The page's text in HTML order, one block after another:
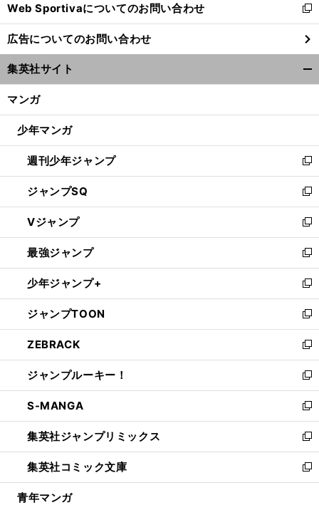
く
Web Sportivaについてのお問い合わせ
新
し
い
ウ
ィ
ン
ウ
開
く
広告についてのお問い合わせ
集英社サイト
マンガ
少年マンガ
週刊少年ジャンプ
新
し
い
ウ
ィ
ン
ド
ウ
で
開
く
ジャンプSQ
新
し
い
ウ
ィ
ン
ド
ウ
で
開
く
Vジャンプ
新
し
い
ウ
ィ
ン
ド
ウ
で
開
く
最強ジャンプ
新
し
い
ウ
ィ
ン
ド
ウ
で
開
く
少年ジャンプ+
新
し
い
ウ
ィ
ン
ド
ウ
で
開
く
ジャンプTOON
新
し
い
ウ
ィ
ン
ド
ウ
で
開
く
ZEBRACK
新
し
い
ウ
ィ
ン
ド
ウ
で
開
ジャンプルーキー！
新
し
い
ウ
ィ
ン
ド
ウ
S-MANGA
新
し
い
ウ
ィ
ン
集英社ジャンプリミックス
新
し
い
ウ
集英社コミック文庫
新
し
青年マンガ